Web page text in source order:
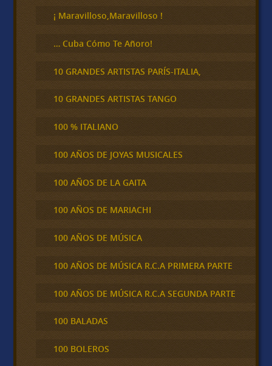
¡ Maravilloso,Maravilloso !
… Cuba Cómo Te Añoro!
10 GRANDES ARTISTAS PARÍS-ITALIA,
10 GRANDES ARTISTAS TANGO
100 % ITALIANO
100 AÑOS DE JOYAS MUSICALES
100 AÑOS DE LA GAITA
100 AÑOS DE MARIACHI
100 AÑOS DE MÚSICA
100 AÑOS DE MÚSICA R.C.A PRIMERA PARTE
100 AÑOS DE MÚSICA R.C.A SEGUNDA PARTE
100 BALADAS
100 BOLEROS